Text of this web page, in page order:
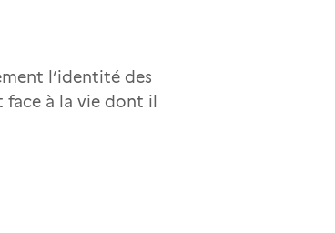
l’identité des
face à la vie dont il